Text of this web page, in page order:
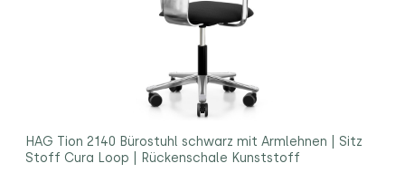
HAG Tion 2140 Bürostuhl schwarz mit Armlehnen | Sitz
Stoff Cura Loop | Rückenschale Kunststoff